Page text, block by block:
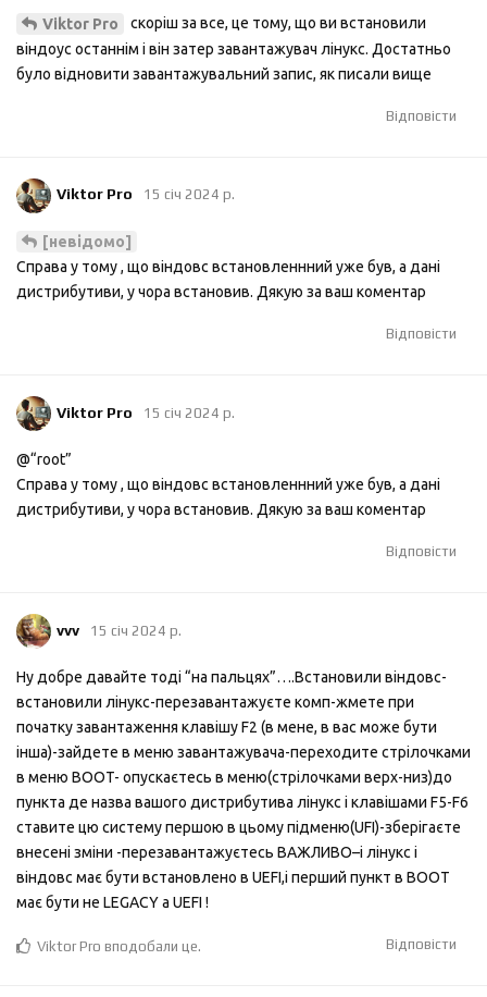
Viktor Pro
скоріш за все, це тому, що ви встановили
віндоус останнім і він затер завантажувач лінукс. Достатньо
було відновити завантажувальний запис, як писали вище
Відповісти
Viktor Pro 15 січ 2024 р.
[невідомо]
Справа у тому , що віндовс встановленнний уже був, а дані
дистрибутиви, у чора встановив. Дякую за ваш коментар
Відповісти
Viktor Pro 15 січ 2024 р.
@“root”
Справа у тому , що віндовс встановленнний уже був, а дані
дистрибутиви, у чора встановив. Дякую за ваш коментар
Відповісти
vvv 15 січ 2024 р.
Ну добре давайте тоді “на пальцях”….Встановили віндовс-
встановили лінукс-перезавантажуєте комп-жмете при
початку завантаження клавішу F2 (в мене, в вас може бути
інша)-зайдете в меню завантажувача-переходите стрілочками
в меню BOOT- опускаєтесь в меню(стрілочками верх-низ)до
пункта де назва вашого дистрибутива лінукс і клавішами F5-F6
ставите цю систему першою в цьому підменю(UFI)-зберігаєте
внесені зміни -перезавантажуєтесь ВАЖЛИВО–і лінукс і
віндовс має бути встановлено в UEFI,і перший пункт в BOOT
має бути не LEGACY а UEFI !
Відповісти
Viktor Pro вподобали це.